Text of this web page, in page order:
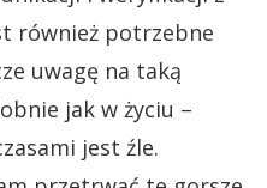
również potrzebne
uwagę na taką
jak w życiu –
jest źle.